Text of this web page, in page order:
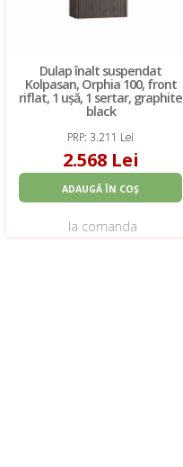
Dulap înalt suspendat
Kolpasan, Orphia 100, front
riflat, 1 ușă, 1 sertar, graphite
black
PRP: 3.211 Lei
2.568 Lei
ADAUGĂ ÎN COȘ
la comanda